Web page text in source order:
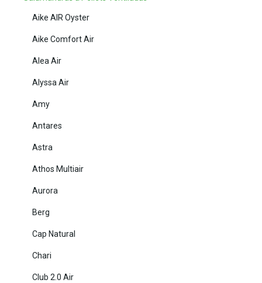
Aike AIR Oyster
Aike Comfort Air
Alea Air
Alyssa Air
Amy
Antares
Astra
Athos Multiair
Aurora
Berg
Cap Natural
Chari
Club 2.0 Air